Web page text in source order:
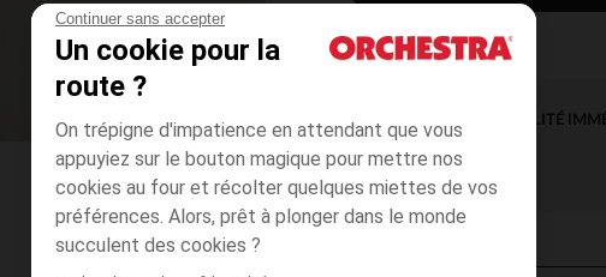
Continuer sans accepter
Un cookie pour la
route ?
On trépigne d'impatience en attendant que vous
appuyiez sur le bouton magique pour mettre nos
cookies au four et récolter quelques miettes de vos
préférences. Alors, prêt à plonger dans le monde
succulent des cookies ?
DISPONIBILITÉ